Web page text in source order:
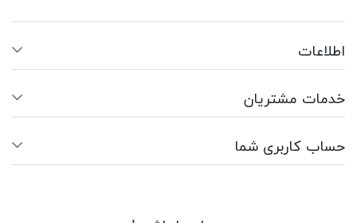
اطلاعات
خدمات مشتریان
حساب کاربری شما